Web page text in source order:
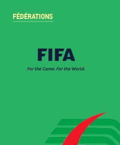
FÉDÉRATIONS